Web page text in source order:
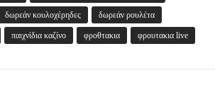
δωρεάν κουλοχέρηδες δωρεάν ρουλέτα
παιχνίδια καζίνο φροθτακια φρουτακια live